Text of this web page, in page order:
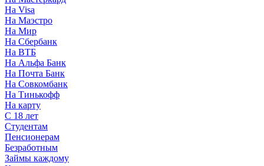
На Visa
На Маэстро
На Мир
На Сбербанк
На ВТБ
На Альфа Банк
На Почта Банк
На Совкомбанк
На Тинькофф
На карту
С 18 лет
Студентам
Пенсионерам
Безработным
Займы каждому